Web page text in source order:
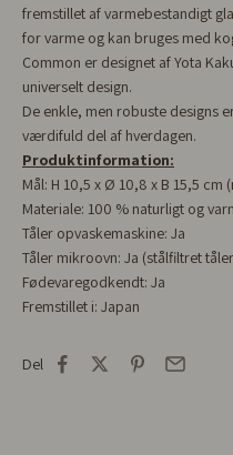
fremstillet af varmebestandigt
for varme og kan bruges med
Common er designet afYota
universelt design.
De enkle, men robuste designs
værdifuld del af hverdagen.
Produktinformation:
Mål: H 10,5 x Ø 10,8 x B 15,5 cm
Materiale: 100 % naturligt og
Tåler opvaskemaskine: Ja
Tåler mikroovn: Ja (stålfiltret
Fødevaregodkendt: Ja
Fremstillet i: Japan
Del